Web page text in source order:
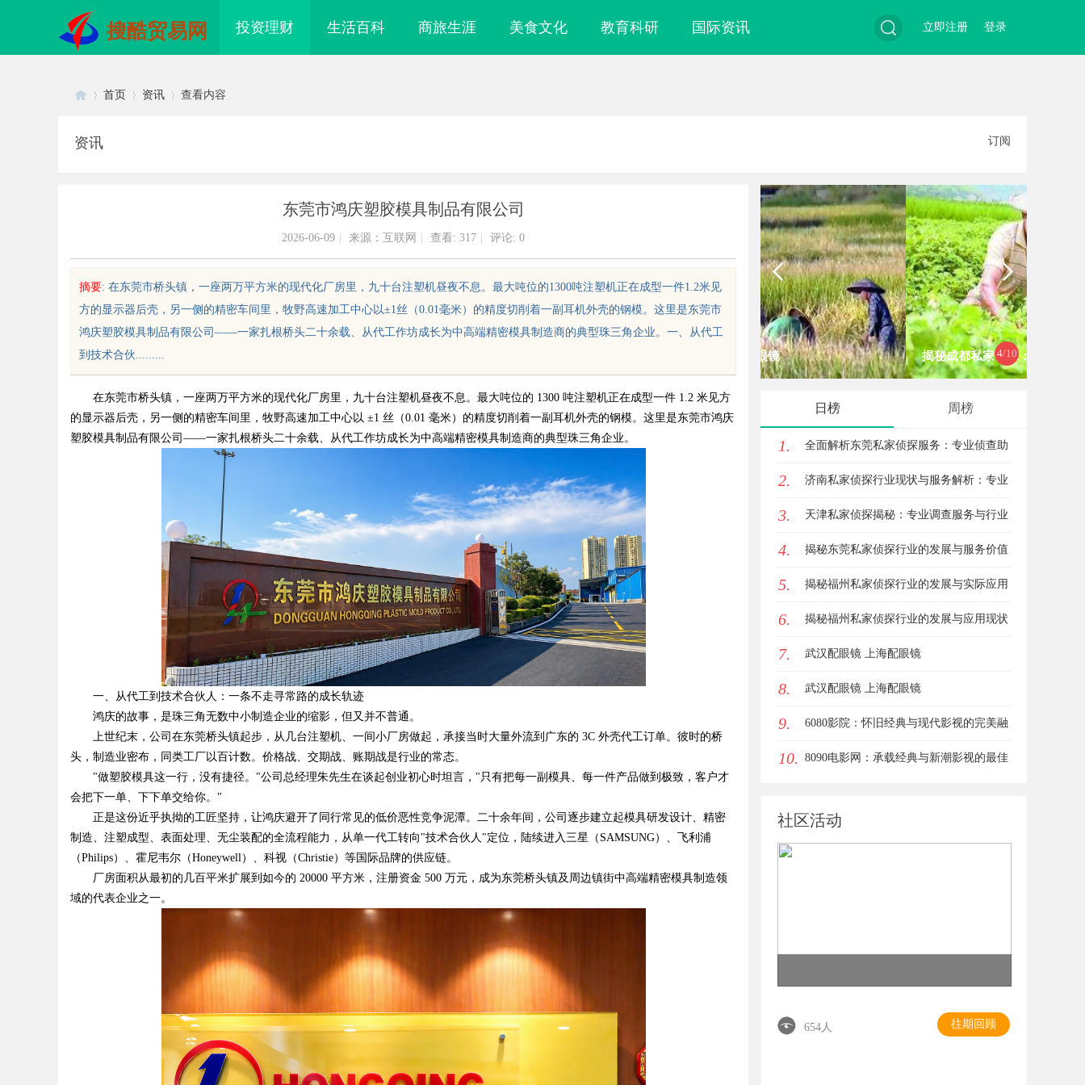
搜酷贸易网 投资理财 生活百科 商旅生涯 美食文化 教育科研 国际资讯
索
登录
立即注册
sc
首页 资讯 查看内容
资讯 订阅
东莞市鸿庆塑胶模具制品有限公司
2026-06-09 来源：互联网 查看: 317 评论: 0
摘要: 在东莞市桥头镇，一座两万平方米的现代化厂房里，九十台注塑机昼夜不息。最大吨位的1300吨注塑机正在成型一件1.2米见
方的显示器后壳，另一侧的精密车间里，牧野高速加工中心以±1丝（0.01毫米）的精度切削着一副耳机外壳的钢模。这里是东莞市
鸿庆塑胶模具制品有限公司——一家扎根桥头二十余载、从代工作坊成长为中高端精密模具制造商的典型珠三角企业。一、从代工
到技术合伙.........
在东莞市桥头镇，一座两万平方米的现代化厂房里，九十台注塑机昼夜不息。最大吨位的 1300 吨注塑机正在成型一件 1.2 米见方
的显示器后壳，另一侧的精密车间里，牧野高速加工中心以 ±1 丝（0.01 毫米）的精度切削着一副耳机外壳的钢模。这里是东莞市鸿庆
塑胶模具制品有限公司——一家扎根桥头二十余载、从代工作坊成长为中高端精密模具制造商的典型珠三角企业。
一、从代工到技术合伙人：一条不走寻常路的成长轨迹
鸿庆的故事，是珠三角无数中小制造企业的缩影，但又并不普通。
上世纪末，公司在东莞桥头镇起步，从几台注塑机、一间小厂房做起，承接当时大量外流到广东的 3C 外壳代工订单。彼时的桥
头，制造业密布，同类工厂以百计数。价格战、交期战、账期战是行业的常态。
"做塑胶模具这一行，没有捷径。"公司总经理朱先生在谈起创业初心时坦言，"只有把每一副模具、每一件产品做到极致，客户才
会把下一单、下下单交给你。"
正是这份近乎执拗的工匠坚持，让鸿庆避开了同行常见的低价恶性竞争泥潭。二十余年间，公司逐步建立起模具研发设计、精密
制造、注塑成型、表面处理、无尘装配的全流程能力，从单一代工转向"技术合伙人"定位，陆续进入三星（SAMSUNG）、飞利浦
（Philips）、霍尼韦尔（Honeywell）、科视（Christie）等国际品牌的供应链。
厂房面积从最初的几百平米扩展到如今的 20000 平方米，注册资金 500 万元，成为东莞桥头镇及周边镇街中高端精密模具制造领
域的代表企业之一。
4/10
鲁木齐私人侦探行业的发展与
查背后的故事与应用
揭秘成都私家侦探：现代侦探服务的
日榜 周榜
1. 全面解析东莞私家侦探服务：专业侦查助
您解决各种疑难问题
2. 济南私家侦探行业现状与服务解析：专业
调查助您安心
3. 天津私家侦探揭秘：专业调查服务与行业
现状详细解析
4. 揭秘东莞私家侦探行业的发展与服务价值
5. 揭秘福州私家侦探行业的发展与实际应用
全解析
6. 揭秘福州私家侦探行业的发展与应用现状
7. 武汉配眼镜 上海配眼镜
8. 武汉配眼镜 上海配眼镜
9. 6080影院：怀旧经典与现代影视的完美融
合平台
10. 8090电影网：承载经典与新潮影视的最佳
社区活动
654人 往期回顾